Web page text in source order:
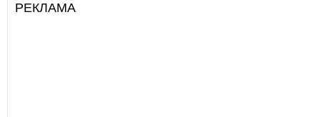
РЕКЛАМА